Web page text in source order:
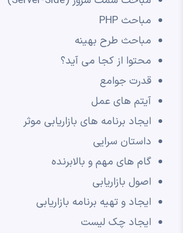
مباحث PHP
مباحث طرح بهینه
محتوا از کجا می آید؟
قدرت جوامع
آیتم های عمل
ایجاد برنامه های بازاریابی موثر
داستان سرایی
گام های مهم و بالابرنده
اصول بازاریابی
ایجاد و تهیه برنامه بازاریابی
ایجاد چک لیست